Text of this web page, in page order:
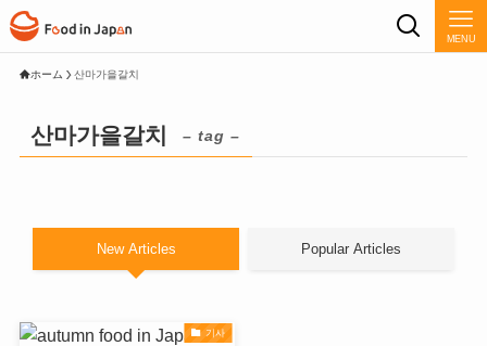
MENU
ホーム 산마가을갈치
산마가을갈치 – tag –
New Articles Popular Articles
기사